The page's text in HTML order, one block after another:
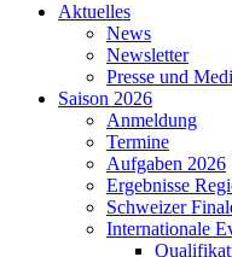
Aktuelles
News
Newsletter
Presse und
Saison 2026
Anmeldung
Termine
Aufgaben 2026
Ergebnisse
Schweizer
Internationale